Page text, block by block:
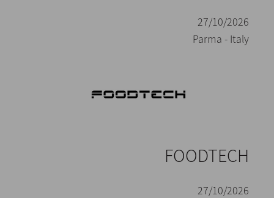
27/10/2026
Parma - Italy
FOODTECH
27/10/2026